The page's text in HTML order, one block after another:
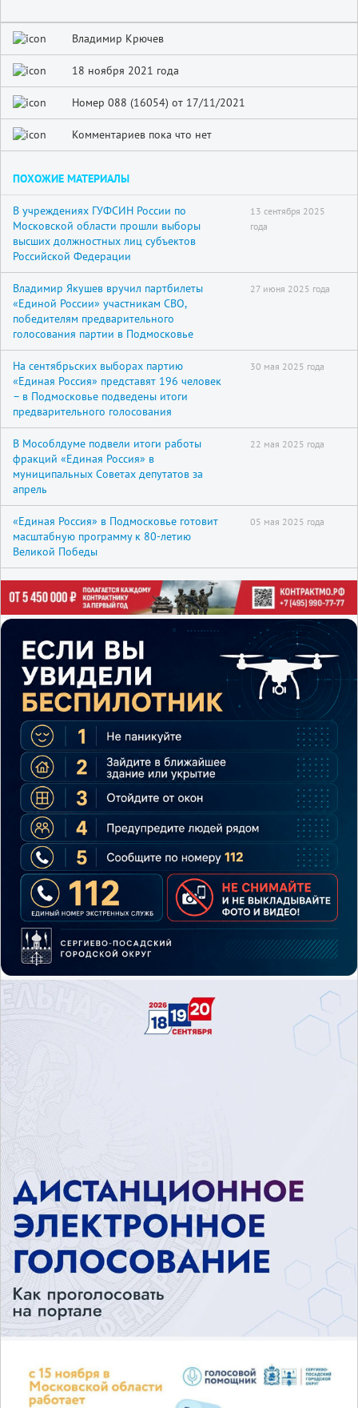
Владимир Крючев
18 ноября 2021 года
Номер 088 (16054) от 17/11/2021
Комментариев пока что нет
ПОХОЖИЕ МАТЕРИАЛЫ
В учреждениях ГУФСИН России по
Московской области прошли выборы
высших должностных лиц субъектов
Российской Федерации
13 сентября 2025
года
Владимир Якушев вручил партбилеты
«Единой России» участникам СВО,
победителям предварительного
голосования партии в Подмосковье
27 июня 2025 года
На сентябрьских выборах партию
«Единая Россия» представят 196 человек
– в Подмосковье подведены итоги
предварительного голосования
30 мая 2025 года
В Мособлдуме подвели итоги работы
фракций «Единая Россия» в
муниципальных Советах депутатов за
апрель
22 мая 2025 года
«Единая Россия» в Подмосковье готовит
масштабную программу к 80-летию
Великой Победы
05 мая 2025 года